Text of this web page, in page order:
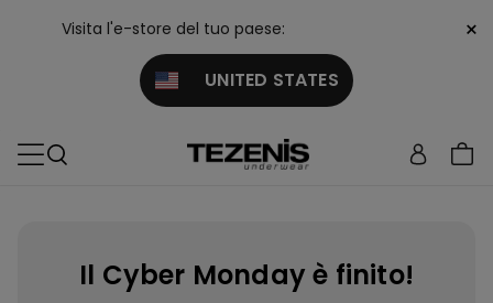
Il Cyber Monday è finito!
Visita l'e-store del tuo paese:
UNITED STATES
×